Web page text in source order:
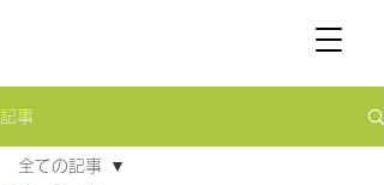
記事
全ての記事